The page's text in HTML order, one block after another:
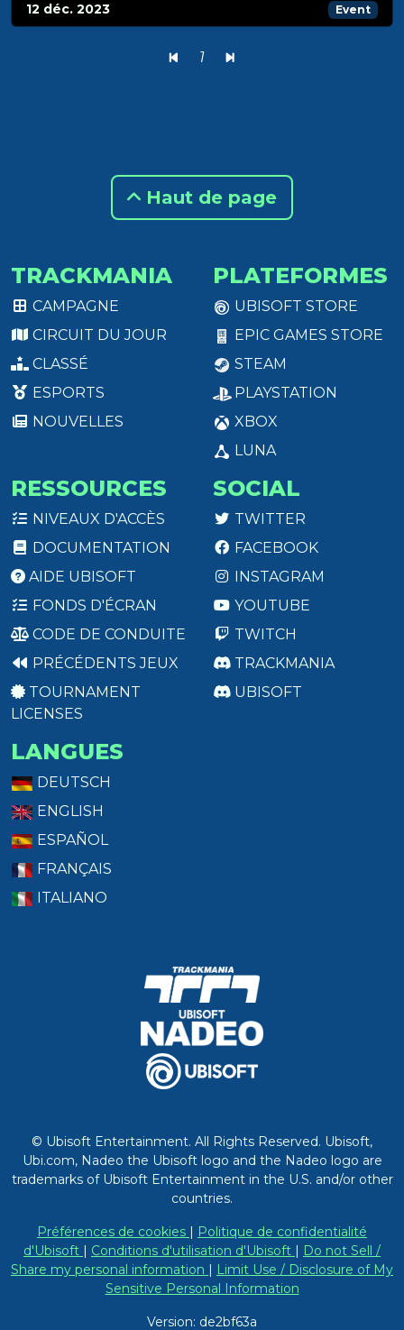
12 déc. 2023 Event
1
Haut de page
TRACKMANIA
CAMPAGNE
CIRCUIT DU JOUR
CLASSÉ
ESPORTS
NOUVELLES
PLATEFORMES
UBISOFT STORE
EPIC GAMES STORE
STEAM
PLAYSTATION
XBOX
LUNA
RESSOURCES
NIVEAUX D'ACCÈS
DOCUMENTATION
AIDE UBISOFT
FONDS D'ÉCRAN
CODE DE CONDUITE
PRÉCÉDENTS JEUX
TOURNAMENT
LICENSES
SOCIAL
TWITTER
FACEBOOK
INSTAGRAM
YOUTUBE
TWITCH
TRACKMANIA
UBISOFT
LANGUES
DEUTSCH
ENGLISH
ESPAÑOL
FRANÇAIS
ITALIANO
© Ubisoft Entertainment. All Rights Reserved. Ubisoft,
Ubi.com, Nadeo the Ubisoft logo and the Nadeo logo are
trademarks of Ubisoft Entertainment in the U.S. and/or other
countries.
Préférences de cookies
Politique de confidentialité
d'Ubisoft
Conditions d'utilisation d'Ubisoft
Do not Sell /
Share my personal information
Limit Use / Disclosure of My
Sensitive Personal Information
Version: de2bf63a